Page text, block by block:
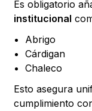
Es obligatorio
institucional
Abrigo
Cárdigan
Chaleco
Esto asegura
cumplimiento